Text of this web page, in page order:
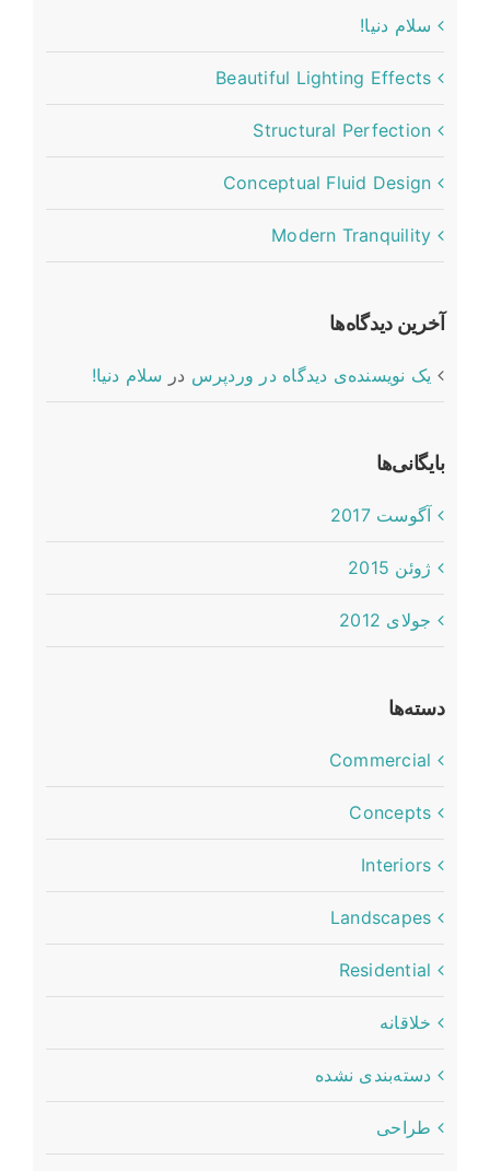
سلام دنیا!
Beautiful Lighting Effects
Structural Perfection
Conceptual Fluid Design
Modern Tranquility
آخرین دیدگاه‌ها
یک نویسنده‌ی دیدگاه در وردپرس در سلام دنیا!
بایگانی‌ها
آگوست 2017
ژوئن 2015
جولای 2012
دسته‌ها
Commercial
Concepts
Interiors
Landscapes
Residential
خلاقانه
دسته‌بندی نشده
طراحی